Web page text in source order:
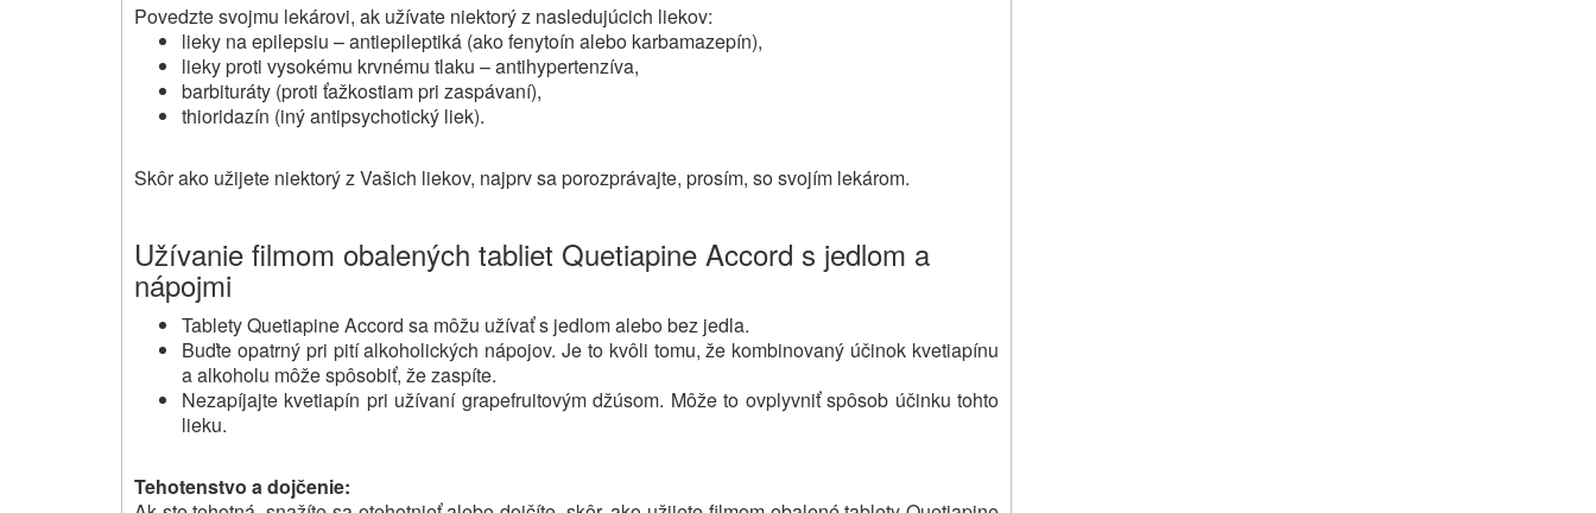
Povedzte svojmu lekárovi, ak užívate niektorý z nasledujúcich liekov:
lieky na epilepsiu – antiepileptiká (ako fenytoín alebo karbamazepín),
lieky proti vysokému krvnému tlaku – antihypertenzíva,
barbituráty (proti ťažkostiam pri zaspávaní),
thioridazín (iný antipsychotický liek).
Skôr ako užijete niektorý z Vašich liekov, najprv sa porozprávajte, prosím, so svojím lekárom.
Užívanie filmom obalených tabliet Quetiapine Accord s jedlom a
nápojmi
Tablety Quetiapine Accord sa môžu užívať s jedlom alebo bez jedla.
Buďte opatrný pri pití alkoholických nápojov. Je to kvôli tomu, že kombinovaný účinok kvetiapínu
a alkoholu môže spôsobiť, že zaspíte.
Nezapíjajte kvetiapín pri užívaní grapefruitovým džúsom. Môže to ovplyvniť spôsob účinku tohto
lieku.
Tehotenstvo a dojčenie: